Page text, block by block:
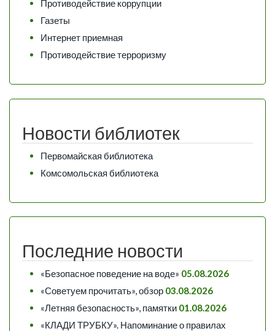
Противодействие коррупции
Газеты
Интернет приемная
Противодействие терроризму
Новости библиотек
Первомайская библиотека
Комсомольская библиотека
Последние новости
«Безопасное поведение на воде» 05.08.2026
«Советуем прочитать», обзор 03.08.2026
«Летняя безопасность», памятки 01.08.2026
«КЛАДИ ТРУБКУ». Напоминание о правилах